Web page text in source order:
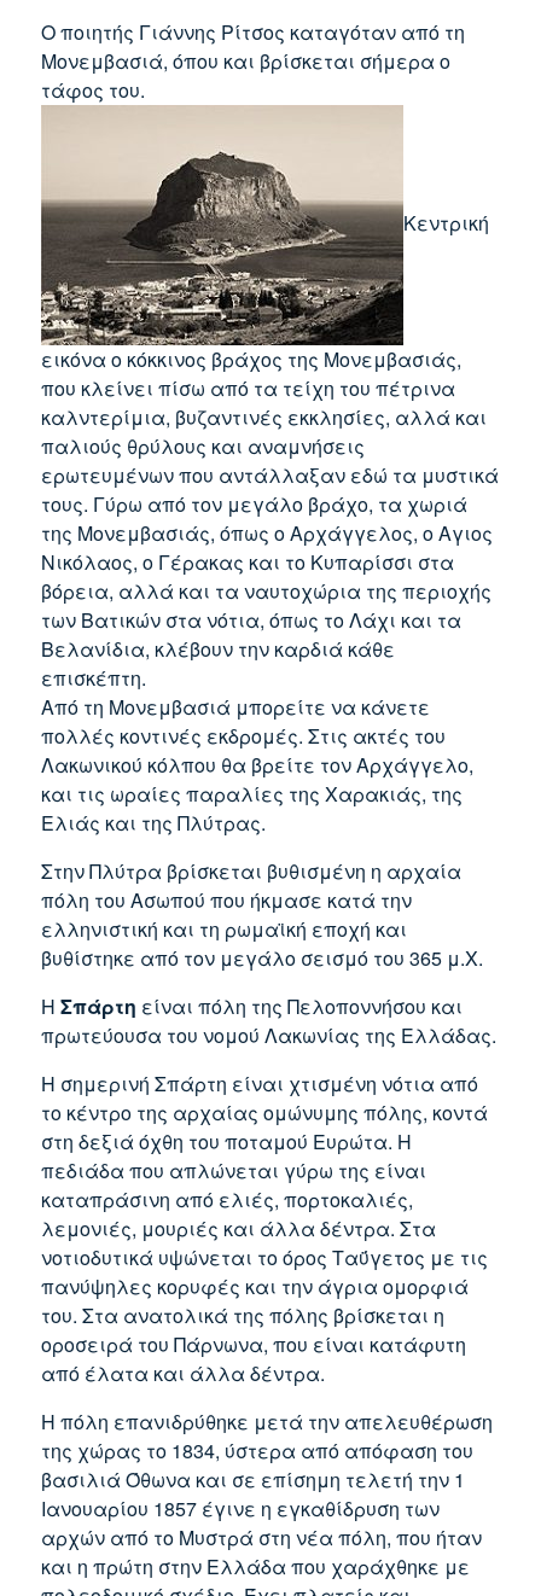
Ο ποιητής Γιάννης Ρίτσος καταγόταν από τη
Μονεμβασιά, όπου και βρίσκεται σήμερα ο
τάφος του.
Κεντρική
εικόνα ο κόκκινος βράχος της Μονεμβασιάς,
που κλείνει πίσω από τα τείχη του πέτρινα
καλντερίμια, βυζαντινές εκκλησίες, αλλά και
παλιούς θρύλους και αναμνήσεις
ερωτευμένων που αντάλλαξαν εδώ τα μυστικά
τους. Γύρω από τον μεγάλο βράχο, τα χωριά
της Μονεμβασιάς, όπως ο Αρχάγγελος, ο Αγιος
Νικόλαος, ο Γέρακας και το Κυπαρίσσι στα
βόρεια, αλλά και τα ναυτοχώρια της περιοχής
των Βατικών στα νότια, όπως το Λάχι και τα
Βελανίδια, κλέβουν την καρδιά κάθε
επισκέπτη.
Aπό τη Mονεμβασιά μπορείτε να κάνετε
πολλές κοντινές εκδρομές. Στις ακτές του
Λακωνικού κόλπου θα βρείτε τον Αρχάγγελο,
και τις ωραίες παραλίες της Χαρακιάς, της
Ελιάς και της Πλύτρας.
Στην Πλύτρα βρίσκεται βυθισμένη η αρχαία
πόλη του Ασωπού που ήκμασε κατά την
ελληνιστική και τη ρωμαϊκή εποχή και
βυθίστηκε από τον μεγάλο σεισμό του 365 μ.Χ.
ΗΣπάρτη είναι πόλη της Πελοποννήσου και
πρωτεύουσα του νομού Λακωνίας της Ελλάδας.
Η σημερινή Σπάρτη είναι χτισμένη νότια από
το κέντρο της αρχαίας ομώνυμης πόλης, κοντά
στη δεξιά όχθη του ποταμού Ευρώτα. Η
πεδιάδα που απλώνεται γύρω της είναι
καταπράσινη από ελιές, πορτοκαλιές,
λεμονιές, μουριές και άλλα δέντρα. Στα
νοτιοδυτικά υψώνεται το όρος Ταΰγετος με τις
πανύψηλες κορυφές και την άγρια ομορφιά
του. Στα ανατολικά της πόλης βρίσκεται η
οροσειρά του Πάρνωνα, που είναι κατάφυτη
από έλατα και άλλα δέντρα.
Η πόλη επανιδρύθηκε μετά την απελευθέρωση
της χώρας το 1834, ύστερα από απόφαση του
βασιλιά Όθωνα και σε επίσημη τελετή την 1
Ιανουαρίου 1857 έγινε η εγκαθίδρυση των
αρχών από το Μυστρά στη νέα πόλη, που ήταν
και η πρώτη στην Ελλάδα που χαράχθηκε με